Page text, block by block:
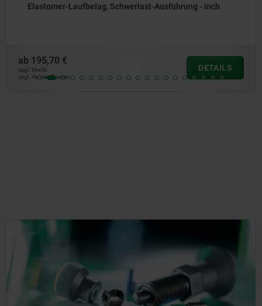
Elastomer-Laufbelag, Schwerlast-Ausführung - inch
195,70 €
MwSt.
Versandkosten
DETAILS